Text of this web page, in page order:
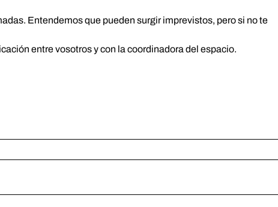
Entendemos que pueden surgir imprevistos, pero si no te
entre vosotros y con la coordinadora del espacio.